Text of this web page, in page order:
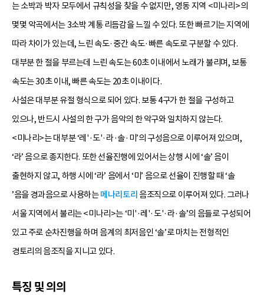
는 소박과 박자 모두에서 규칙성을 찾을 수 없지만, 영동 지역 <미나리>의
몇몇 악곡에서는 3소박 계통 리듬감을 느낄 수 있다. 또한 빠르기는 지역에
따라 차이가 있는데, 느린 속도·중간 속도·빠른 속도로 구분할 수 있다.
대부분 한 절을 부르는데 느린 속도는 60초 이내에서 노래가 불리며, 보통
속도는 30초 이내, 빠른 속도는 20초 이내이다.
사설은 대부분 유절 형식으로 되어 있다. 보통 4구가 한 절을 구성하고
있으나, 반드시 사설의 한 구가 음악의 한 악구와 일치하지 않는다.
<미나리>는 대부분 ‘레'·도'·라·솔·미’의 구성음으로 이루어져 있으며,
‘라’ 음으로 종지한다. 또한 선율진행에 있어서는 상행 시에 ‘솔’ 음이
출현하지 않고, 하행 시에 ‘라’ 음에서 ‘미’ 음으로 선율이 진행할 때 ‘솔
’음을 경과음으로 사용하는메나리토리 음조직으로 이루어져 있다. 그러나
서울 지역에서 불리는 <미나리>는 ‘미'·레'·도'·라·솔’의 음들로 구성되어
있고 주로 순차진행을 하며 음계의 최저음인 ‘솔’로 마치는 전형적인
경토리의 음조직을 지니고 있다.
특징 및 의의